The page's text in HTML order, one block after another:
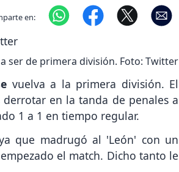
en:
ser de primera división. Foto: Twitter
vuelva a la primera división. El
en la tanda de penales a
1 a 1 en tiempo regular.
que madrugó al 'León' con un
el match. Dicho tanto le